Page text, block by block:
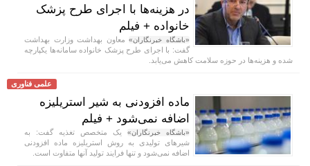
در هزینه‌ها با اجرای طرح پزشک
خانواده + فیلم
«باشگاه خبرنگاران»معاون بهداشت وزارت بهداشت
گفت: با اجرای طرح پزشک خانواده سامانه‌ها یکپارچه
شده و هزینه‌ها در حوزه سلامت کاهش می‌یابد.
علمی فناوری
ماده افزودنی به شیر استریلیزه
اضافه نمی‌شود + فیلم
«باشگاه خبرنگاران» یک متخصص تغذیه گفت: به
شیر‌های تولیدی به روش استریلیزه ماده افزودنی
اضافه نمی‌شود و تنها فرایند تولید آنها متفاوت است.